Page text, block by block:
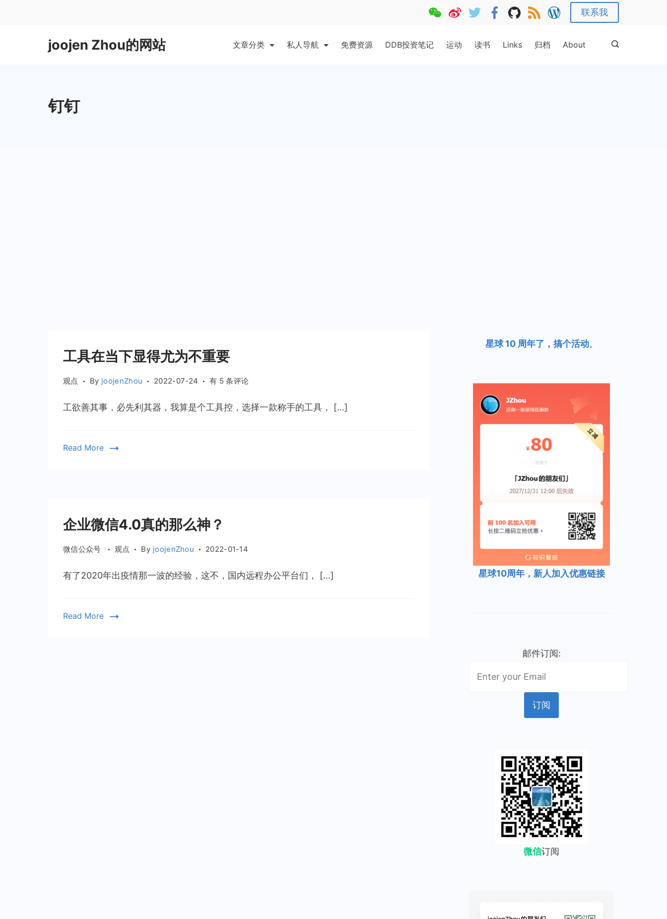
联系我
joojen Zhou的网站 文章分类 私人导航 免费资源 DDB投资笔记 运动 读书 Links 归档 About
钉钉
工具在当下显得尤为不重要
观点 By joojenZhou 2022-07-24
工
在
要
有 5 条评论
工欲善其事，必先利其器，我算是个工具控，选择一款称手的工具， […]
Read More
企业微信4.0真的那么神？
微信公众号 观点 By joojenZhou 2022-01-14
有了2020年出疫情那一波的经验，这不，国内远程办公平台们， […]
Read More
星球 10 周年了，搞个活动。
星球10周年，新人加入优惠链接
邮件订阅:
微信订阅